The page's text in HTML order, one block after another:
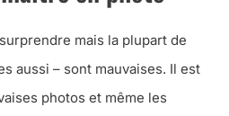
mais la plupart de
aussi – sont mauvaises. Il est
photos et même les